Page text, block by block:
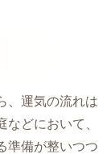
、運気の流れは
どにおいて、
準備が整いつつ